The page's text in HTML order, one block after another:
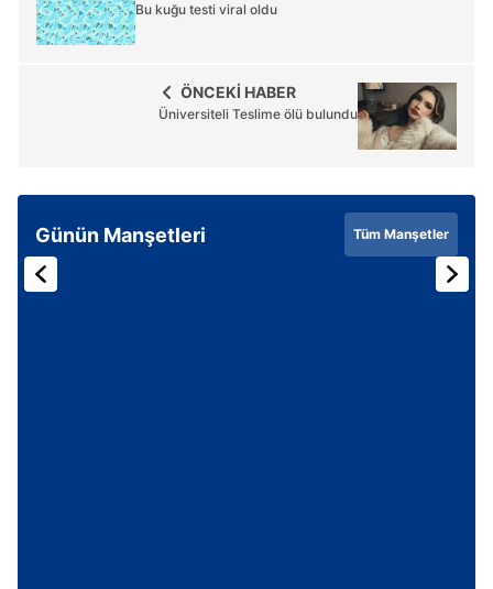
Bu kuğu testi viral oldu
ÖNCEKİ HABER
Üniversiteli Teslime ölü bulundu
Günün Manşetleri Tüm Manşetler